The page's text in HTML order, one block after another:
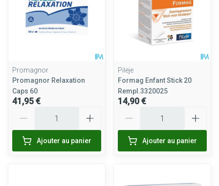
Promagnor
Promagnor Relaxation
Caps 60
41,95 €
Ajouter au panier
Pileje
Formag Enfant Stick 20
Rempl.3320025
14,90 €
Ajouter au panier